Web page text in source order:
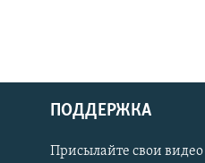
Українською
ПОДДЕРЖКА
Присылайте свои видео